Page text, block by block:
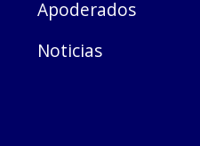
Apoderados
Noticias